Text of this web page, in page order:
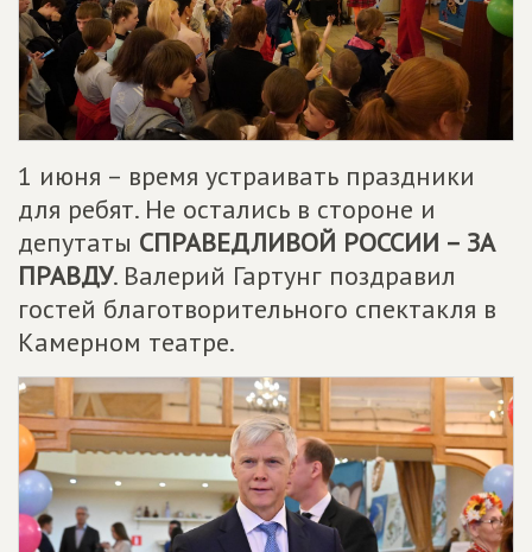
1 июня – время устраивать праздники
для ребят. Не остались в стороне и
депутаты СПРАВЕДЛИВОЙ РОССИИ – ЗА
ПРАВДУ. Валерий Гартунг поздравил
гостей благотворительного спектакля в
Камерном театре.